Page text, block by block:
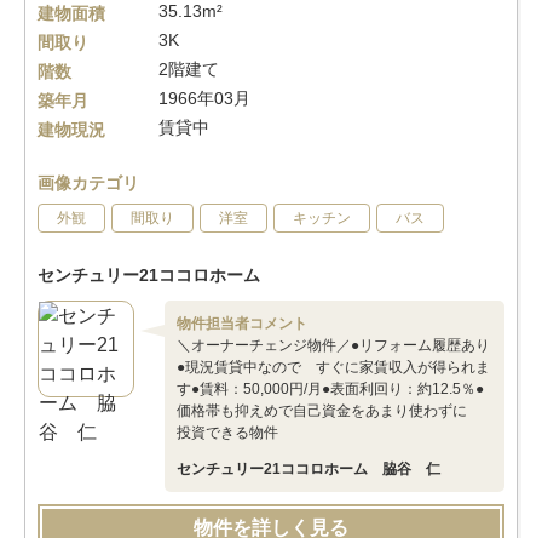
建物面積
35.13m²
間取り
3K
階数
2階建て
築年月
1966年03月
建物現況
賃貸中
画像カテゴリ
外観 間取り 洋室 キッチン バス
センチュリー21ココロホーム
物件担当者コメント
＼オーナーチェンジ物件／●リフォーム履歴あり
●現況賃貸中なので すぐに家賃収入が得られま
す●賃料：50,000円/月●表面利回り：約12.5％●
価格帯も抑えめで自己資金をあまり使わずに
投資できる物件
センチュリー21ココロホーム 脇谷 仁
物件を詳しく見る